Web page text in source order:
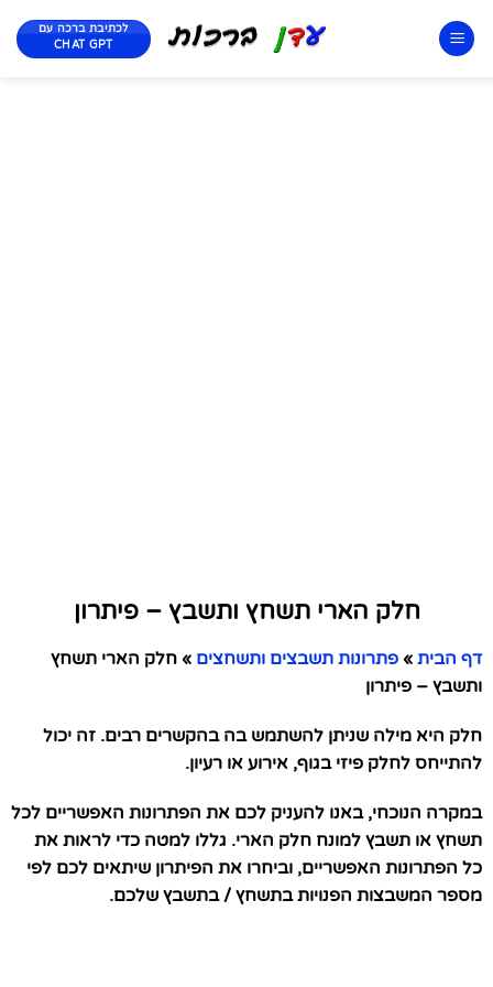
לכתיבת ברכה עם
CHAT GPT
חלק הארי תשחץ ותשבץ – פיתרון
דף הבית » פתרונות תשבצים ותשחצים » חלק הארי תשחץ
ותשבץ – פיתרון
חלק היא מילה שניתן להשתמש בה בהקשרים רבים. זה יכול
להתייחס לחלק פיזי בגוף, אירוע או רעיון.
במקרה הנוכחי, באנו להעניק לכם את הפתרונות האפשריים לכל
תשחץ או תשבץ למונח חלק הארי. גללו למטה כדי לראות את
כל הפתרונות האפשריים, וביחרו את הפיתרון שיתאים לכם לפי
מספר המשבצות הפנויות בתשחץ / בתשבץ שלכם.